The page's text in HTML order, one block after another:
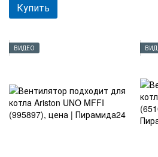
Купить
ВИДЕО